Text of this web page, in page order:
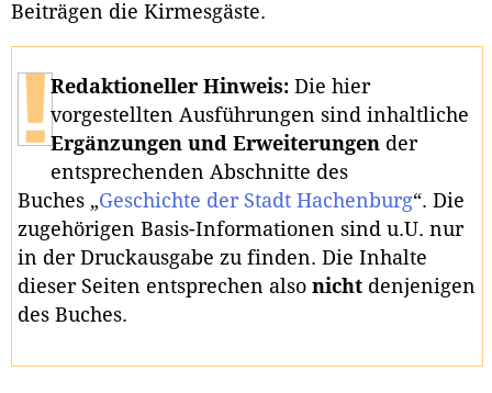
Beiträgen die Kirmesgäste.
Redaktioneller Hinweis: Die hier
vorgestellten Ausführungen sind inhaltliche
Ergänzungen und Erweiterungen der
entsprechenden Abschnitte des
Buches „Geschichte der Stadt Hachenburg“. Die
zugehörigen Basis-Informationen sind u.U. nur
in der Druckausgabe zu finden. Die Inhalte
dieser Seiten entsprechen also nicht denjenigen
des Buches.